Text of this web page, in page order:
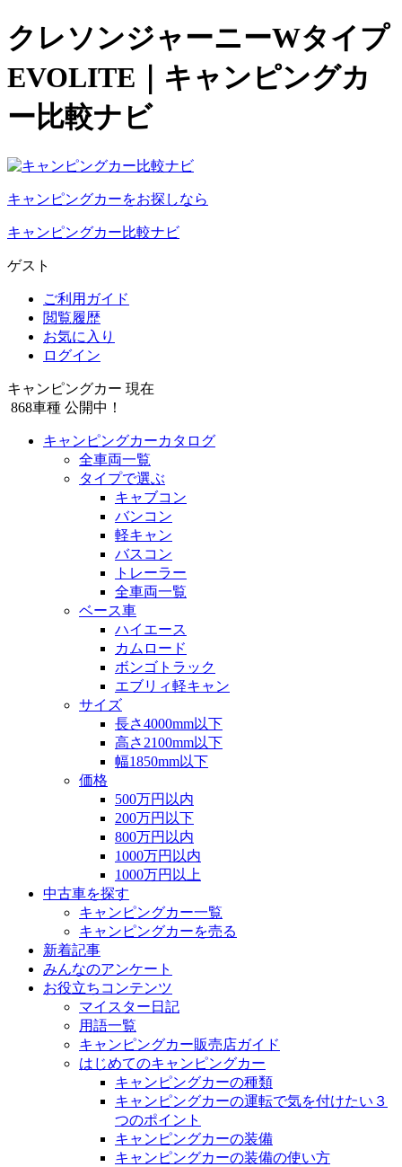
クレソンジャーニーWタイプ
EVOLITE｜キャンピングカ
ー比較ナビ
キャンピングカーをお探しなら
キャンピングカー比較ナビ
ゲスト
ご利用ガイド
閲覧履歴
お気に入り
ログイン
キャンピングカー 現在
868車種 公開中！
キャンピングカーカタログ
全車両一覧
タイプで選ぶ
キャブコン
バンコン
軽キャン
バスコン
トレーラー
全車両一覧
ベース車
ハイエース
カムロード
ボンゴトラック
エブリィ軽キャン
サイズ
長さ4000mm以下
高さ2100mm以下
幅1850mm以下
価格
500万円以内
200万円以下
800万円以内
1000万円以内
1000万円以上
中古車を探す
キャンピングカー一覧
キャンピングカーを売る
新着記事
みんなのアンケート
お役立ちコンテンツ
マイスター日記
用語一覧
キャンピングカー販売店ガイド
はじめてのキャンピングカー
キャンピングカーの種類
キャンピングカーの運転で気を付けたい３
つのポイント
キャンピングカーの装備
キャンピングカーの装備の使い方